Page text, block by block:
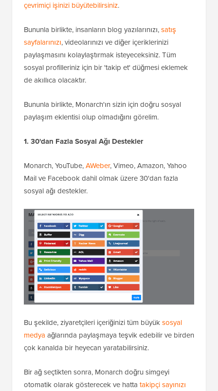
çevrimiçi işinizi büyütebilirsiniz.
Bununla birlikte, insanların blog yazılarınızı,satış
sayfalarınızı, videolarınızı ve diğer içeriklerinizi
paylaşmasını kolaylaştırmak isteyeceksiniz. Tüm
sosyal profilleriniz için bir 'takip et' düğmesi eklemek
de akıllıca olacaktır.
Bununla birlikte, Monarch'ın sizin için doğru sosyal
paylaşım eklentisi olup olmadığını görelim.
1. 30'dan Fazla Sosyal Ağı Destekler
Monarch, YouTube,AWeber, Vimeo, Amazon, Yahoo
Mail ve Facebook dahil olmak üzere 30'dan fazla
sosyal ağı destekler.
Bu şekilde, ziyaretçileri içeriğinizi tüm büyüksosyal
medya ağlarında paylaşmaya teşvik edebilir ve birden
çok kanalda bir heyecan yaratabilirsiniz.
Bir ağ seçtikten sonra, Monarch doğru simgeyi
otomatik olarak gösterecek ve hatta takipçi sayınızı